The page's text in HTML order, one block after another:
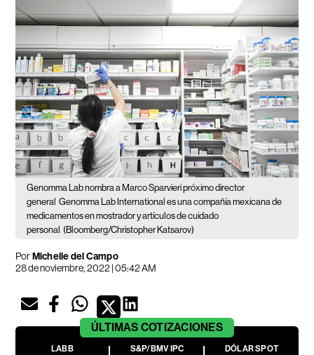
Genomma Lab nombra a Marco Sparvieri próximo director
general Genomma Lab International es una compañía mexicana de
medicamentos en mostrador y artículos de cuidado
personal (Bloomberg/Christopher Katsarov)
PorMichelle del Campo
28 de noviembre, 2022 | 05:42 AM
ÚLTIMAS COTIZACIONES
LABB
S&P/BMV IPC
DÓLAR SPOT